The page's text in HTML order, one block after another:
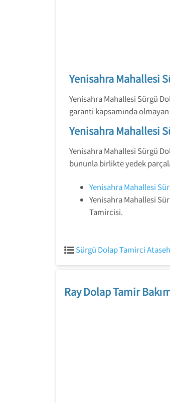
Yenisahra Mahallesi
Yenisahra Mahallesi Sürgü
garanti kapsamında
Yenisahra Mahallesi
Yenisahra Mahallesi Sürgü
bununla birlikte yedek
Yenisahra Mahallesi
Yenisahra Mahallesi
Tamircisi.
Sürgü Dolap Tamirci
Ray Dolap Tamir